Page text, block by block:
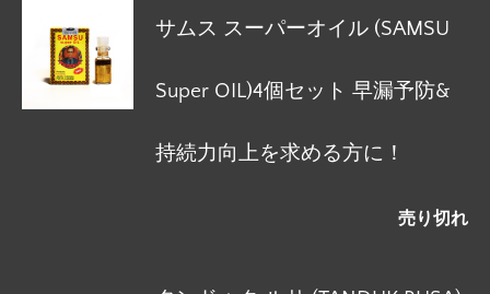
サムス スーパーオイル (SAMSU
Super OIL)4個セット 早漏予防&
持続力向上を求める方に！
売り切れ